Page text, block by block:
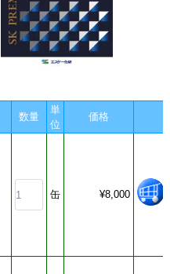
数量
単
位
価格
缶 ¥8,000
会員ログイン
個人情報保護